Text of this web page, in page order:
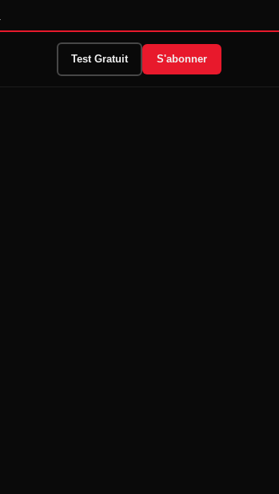
Test Gratuit S'abonner